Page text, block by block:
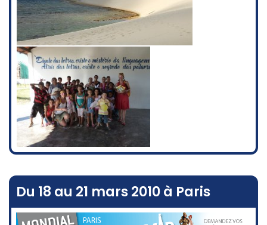
Du 18 au 21 mars 2010 à Paris